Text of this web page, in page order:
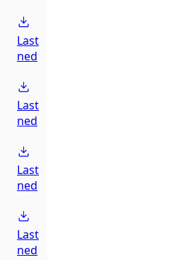
Last
ned
Last
ned
Last
ned
Last
ned